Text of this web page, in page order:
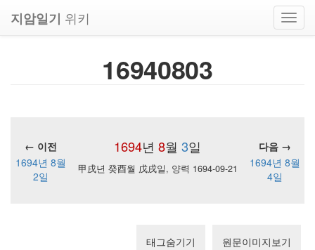
지암일기 위키
16940803
1694년 8월 3일
← 이전
다음 →
1694년 8월
2일
甲戌년 癸酉월 戊戌일, 양력 1694-09-21
1694년 8월
4일
태그숨기기 원문이미지보기